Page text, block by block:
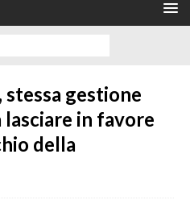
stessa gestione
lasciare in favore
della